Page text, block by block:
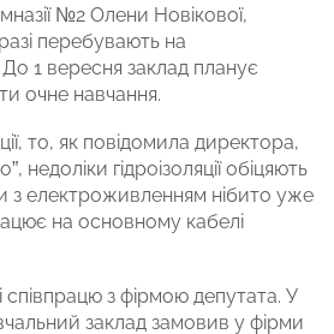
№2 Олени Новікової,
перебувають на
До 1 вересня заклад планує
очне навчання.
то, як повідомила директора,
недоліки гідроізоляції обіцяють
з електроживленням нібито уже
на основному кабелі
співпрацю з фірмою депутата. У
заклад замовив у фірми